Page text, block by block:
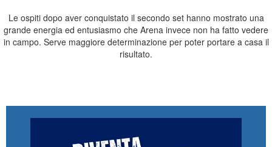
Le ospiti dopo aver conquistato il secondo set hanno mostrato una
grande energia ed entusiasmo che Arena invece non ha fatto vedere
in campo. Serve maggiore determinazione per poter portare a casa il
risultato.